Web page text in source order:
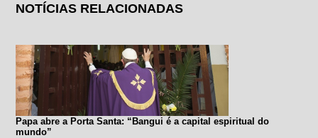
NOTÍCIAS RELACIONADAS
Papa abre a Porta Santa: “Bangui é a capital espiritual do
mundo”